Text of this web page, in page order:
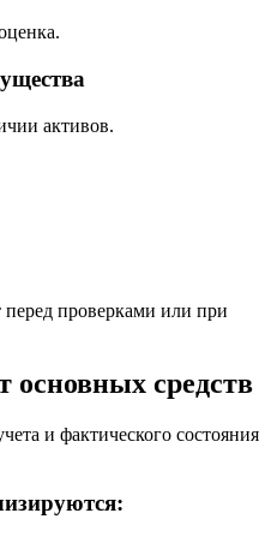
активов.
проверками или при
основных средств
и фактического состояния